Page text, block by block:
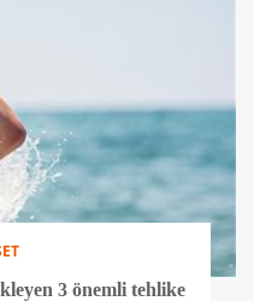
3 önemli tehlike